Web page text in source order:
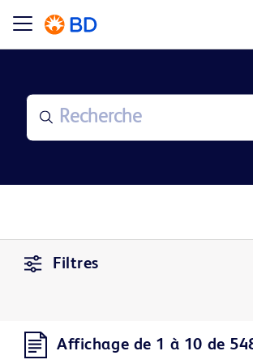
Filtres
Affichage de 1 à 10 de